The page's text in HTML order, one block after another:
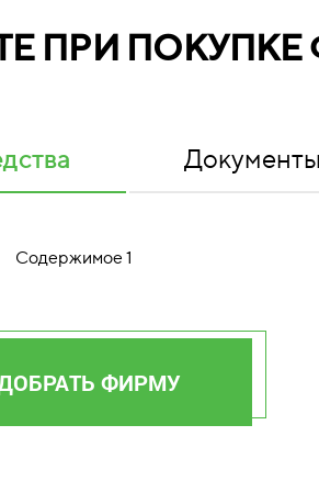
ПРИ
Документы
Содержимое 1
ФИРМУ